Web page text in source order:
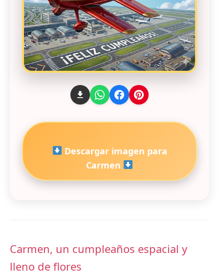
Descargar imagen para
Carmen
Carmen, un cumpleaños espacial y
lleno de flores